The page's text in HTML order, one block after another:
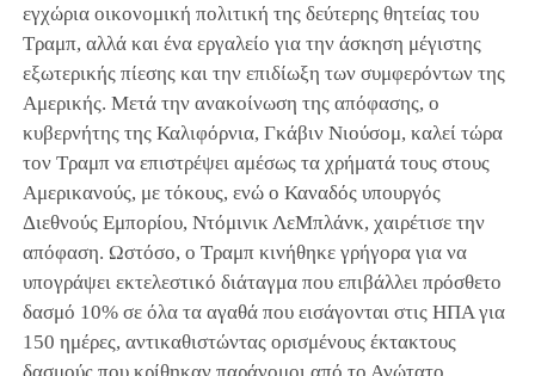
εγχώρια οικονομική πολιτική της δεύτερης θητείας του
Τραμπ, αλλά και ένα εργαλείο για την άσκηση μέγιστης
εξωτερικής πίεσης και την επιδίωξη των συμφερόντων της
Αμερικής. Μετά την ανακοίνωση της απόφασης, ο
κυβερνήτης της Καλιφόρνια, Γκάβιν Νιούσομ, καλεί τώρα
τον Τραμπ να επιστρέψει αμέσως τα χρήματά τους στους
Αμερικανούς, με τόκους, ενώ ο Καναδός υπουργός
Διεθνούς Εμπορίου, Ντόμινικ ΛεΜπλάνκ, χαιρέτισε την
απόφαση. Ωστόσο, ο Τραμπ κινήθηκε γρήγορα για να
υπογράψει εκτελεστικό διάταγμα που επιβάλλει πρόσθετο
δασμό 10% σε όλα τα αγαθά που εισάγονται στις ΗΠΑ για
150 ημέρες, αντικαθιστώντας ορισμένους έκτακτους
δασμούς που κρίθηκαν παράνομοι από το Ανώτατο